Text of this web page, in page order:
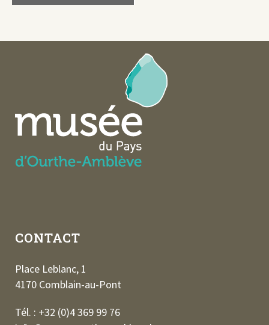
CONTACT
Place Leblanc, 1
4170 Comblain-au-Pont
Tél. : +32 (0)4 369 99 76